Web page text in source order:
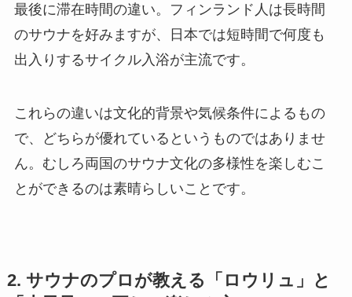
最後に滞在時間の違い。フィンランド人は長時間
のサウナを好みますが、日本では短時間で何度も
出入りするサイクル入浴が主流です。
これらの違いは文化的背景や気候条件によるもの
で、どちらが優れているというものではありませ
ん。むしろ両国のサウナ文化の多様性を楽しむこ
とができるのは素晴らしいことです。
2. サウナのプロが教える「ロウリュ」と